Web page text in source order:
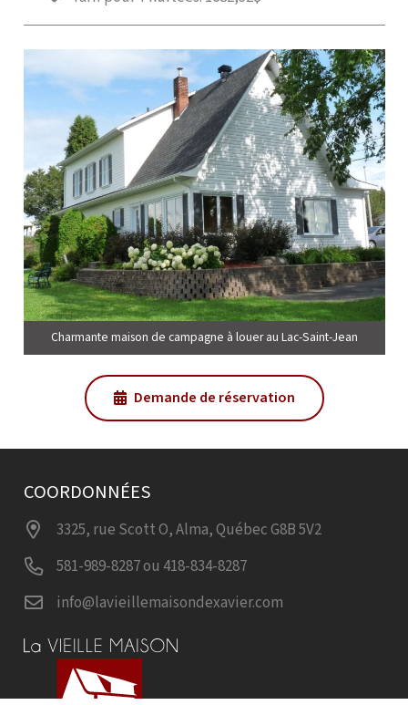
Charmante maison de campagne à louer au Lac-Saint-Jean
Demande de réservation
COORDONNÉES
3325, rue Scott O, Alma, Québec G8B 5V2
581-989-8287 ou 418-834-8287
info@lavieillemaisondexavier.com